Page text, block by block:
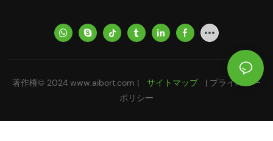
著作権© 2024 www.aibort.com | サイトマップ | プライバシー
ポリシー